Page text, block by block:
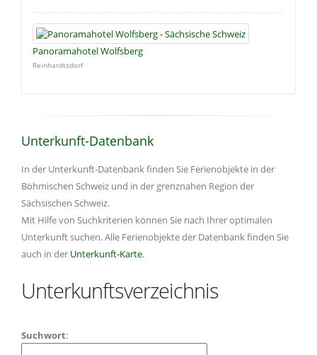
Panoramahotel Wolfsberg
Reinhardtsdorf
Unterkunft-Datenbank
In der Unterkunft-Datenbank finden Sie Ferienobjekte in der
Böhmischen Schweiz und in der grenznahen Region der
Sächsischen Schweiz.
Mit Hilfe von Suchkriterien können Sie nach Ihrer optimalen
Unterkunft suchen. Alle Ferienobjekte der Datenbank finden Sie
auch in der Unterkunft-Karte.
Unterkunftsverzeichnis
Suchwort: